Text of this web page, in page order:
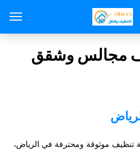
مجالس وشقق
موثوقة ومحترفة في الرياض،